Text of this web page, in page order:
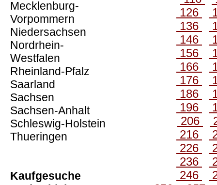
Mecklenburg-
Vorpommern
Niedersachsen
Nordrhein-
Westfalen
Rheinland-Pfalz
Saarland
Sachsen
Sachsen-Anhalt
Schleswig-Holstein
Thueringen
Kaufgesuche
126
136
146
156
166
176
186
196
206
216
226
236
246